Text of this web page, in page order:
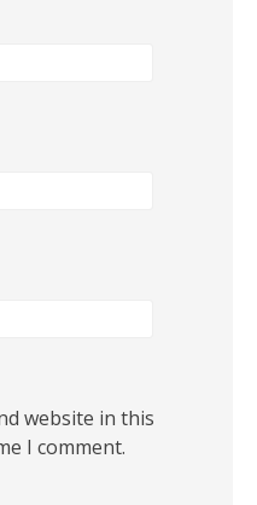
website in this
I comment.